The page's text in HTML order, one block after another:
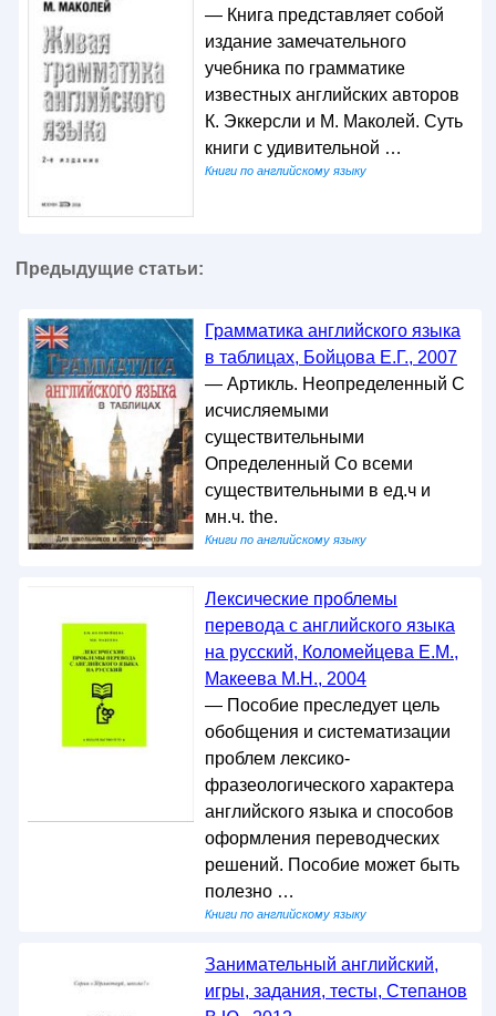
— Книга представляет собой
издание замечательного
учебника по грамматике
известных английских авторов
К. Эккерсли и М. Маколей. Суть
книги с удивительной …
Книги по английскому языку
Предыдущие статьи:
Грамматика английского языка
в таблицах, Бойцова Е.Г., 2007
— Артикль. Неопределенный С
исчисляемыми
существительными
Определенный Со всеми
существительными в ед.ч и
мн.ч. the.
Книги по английскому языку
Лексические проблемы
перевода с английского языка
на русский, Коломейцева Е.M.,
Макеева М.Н., 2004
— Пособие преследует цель
обобщения и систематизации
проблем лексико-
фразеологического характера
английского языка и способов
оформления переводческих
решений. Пособие может быть
полезно …
Книги по английскому языку
Занимательный английский,
игры, задания, тесты, Степанов